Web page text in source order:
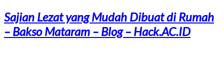
Sajian Lezat yang Mudah Dibuat di Rumah
– Bakso Mataram – Blog – Hack.AC.ID